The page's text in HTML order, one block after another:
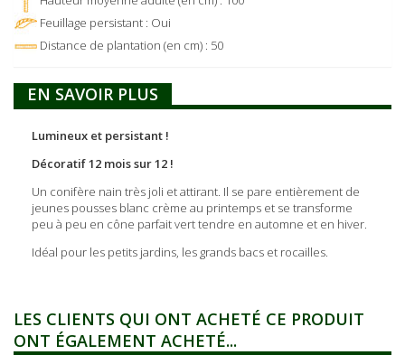
Feuillage persistant : Oui
Distance de plantation (en cm) : 50
EN SAVOIR PLUS
Lumineux et persistant !
Décoratif 12 mois sur 12 !
Un conifère nain très joli et attirant. Il se pare entièrement de
jeunes pousses blanc crème au printemps et se transforme
peu à peu en cône parfait vert tendre en automne et en hiver.
Idéal pour les petits jardins, les grands bacs et rocailles.
LES CLIENTS QUI ONT ACHETÉ CE PRODUIT
ONT ÉGALEMENT ACHETÉ...